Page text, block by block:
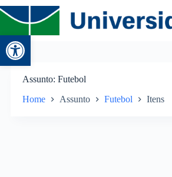
Abrir a barra de
Assunto Futebol
Home Assunto Futebol Itens